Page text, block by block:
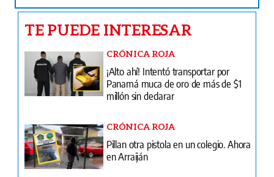
TE PUEDE INTERESAR
CRÓNICA ROJA
¡Alto ahí! Intentó transportar por
Panamá muca de oro de más de $1
millón sin declarar
CRÓNICA ROJA
Pillan otra pistola en un colegio. Ahora
en Arraiján